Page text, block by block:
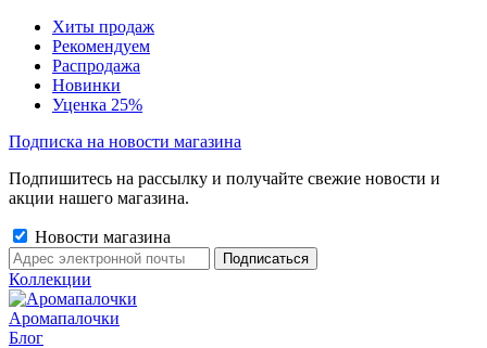
Хиты продаж
Рекомендуем
Распродажа
Новинки
Уценка 25%
Подписка на новости магазина
Подпишитесь на рассылку и получайте свежие новости и
акции нашего магазина.
Новости магазина
Коллекции
Аромапалочки
Блог